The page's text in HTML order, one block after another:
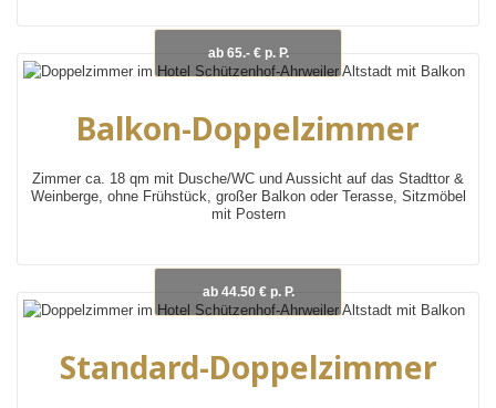
ab 65.- € p. P.
Balkon-Doppelzimmer
Zimmer ca. 18 qm mit Dusche/WC und Aussicht auf das Stadttor &
Weinberge, ohne Frühstück, großer Balkon oder Terasse, Sitzmöbel
mit Postern
ab 44.50 € p. P.
Standard-Doppelzimmer